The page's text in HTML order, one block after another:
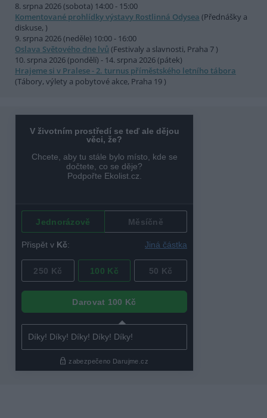
8. srpna 2026 (sobota) 14:00 - 15:00
Komentované prohlídky výstavy Rostlinná Odysea (Přednášky a
diskuse, )
9. srpna 2026 (neděle) 10:00 - 16:00
Oslava Světového dne lvů (Festivaly a slavnosti, Praha 7 )
10. srpna 2026 (pondělí) - 14. srpna 2026 (pátek)
Hrajeme si v Pralese - 2. turnus příměstského letního tábora
(Tábory, výlety a pobytové akce, Praha 19 )